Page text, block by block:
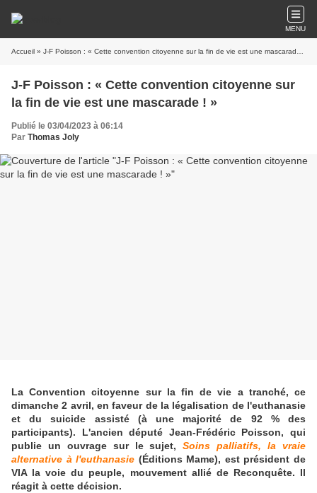
MENU
Accueil » J-F Poisson : « Cette convention citoyenne sur la fin de vie est une mascarade ! »
J-F Poisson : « Cette convention citoyenne sur
la fin de vie est une mascarade ! »
Publié le 03/04/2023 à 06:14
Par Thomas Joly
La Convention citoyenne sur la fin de vie a tranché, ce
dimanche 2 avril, en faveur de la légalisation de l'euthanasie
et du suicide assisté (à une majorité de 92 % des
participants). L'ancien député Jean-Frédéric Poisson, qui
publie un ouvrage sur le sujet,Soins palliatifs, la vraie
alternative à l'euthanasie (Éditions Mame), est président de
VIA la voie du peuple, mouvement allié de Reconquête. Il
réagit à cette décision.